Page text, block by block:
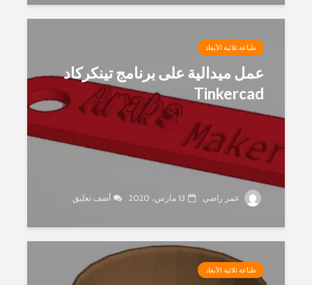
طباعة ثلاثية الأبعاد
عمل ميدالية على برنامج تينكركاد
Tinkercad
عمر راضي 13 مارس، 2020 أضف تعليق
طباعة ثلاثية الأبعاد